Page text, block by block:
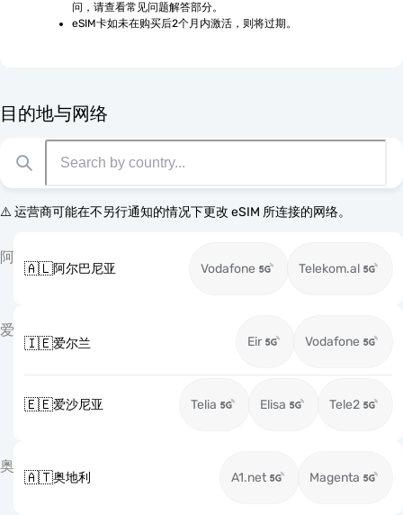
问，请查看常见问题解答部分。
eSIM卡如未在购买后2个月内激活，则将过期。
目的地与网络
⚠️ 运营商可能在不另行通知的情况下更改 eSIM 所连接的网络。
阿
🇦🇱阿尔巴尼亚 Vodafone Telekom.al
爱
🇮🇪爱尔兰 Eir Vodafone
🇪🇪爱沙尼亚 Telia Elisa Tele2
奥
🇦🇹奥地利 A1.net Magenta